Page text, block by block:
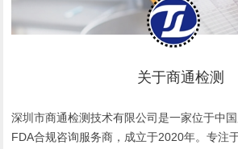
关于商通检测
深圳市商通检测技术有限公司是一家位于中
FDA合规咨询服务商，成立于2020年。专注